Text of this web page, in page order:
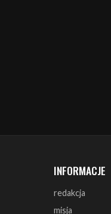
redakcja
warunki prawne
polityka cookies
reklama